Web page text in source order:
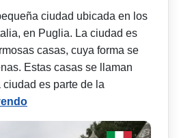
ciudad ubicada en los
en Puglia. La ciudad es
casas, cuya forma se
Estas casas se llaman
es parte de la